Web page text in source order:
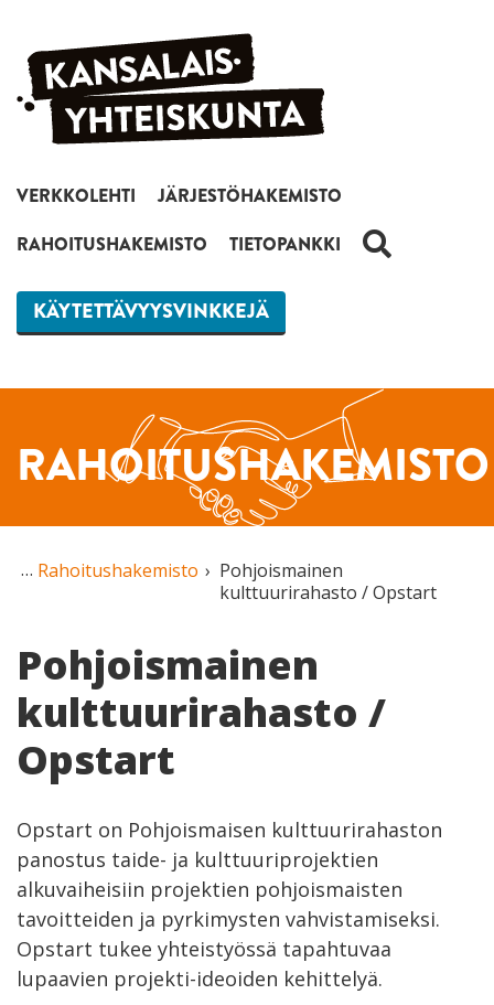
Siirry sisältöön
VERKKOLEHTI
JÄRJESTÖHAKEMISTO
RAHOITUSHAKEMISTO
TIETOPANKKI HAKU
KÄYTETTÄVYYSVINKKEJÄ
RAHOITUSHAKEMISTO
Rahoitushakemisto
Pohjoismainen
kulttuurirahasto / Opstart
Pohjoismainen
kulttuurirahasto /
Opstart
Opstart on Pohjoismaisen kulttuurirahaston
panostus taide- ja kulttuuriprojektien
alkuvaiheisiin projektien pohjoismaisten
tavoitteiden ja pyrkimysten vahvistamiseksi.
Opstart tukee yhteistyössä tapahtuvaa
lupaavien projekti-ideoiden kehittelyä.